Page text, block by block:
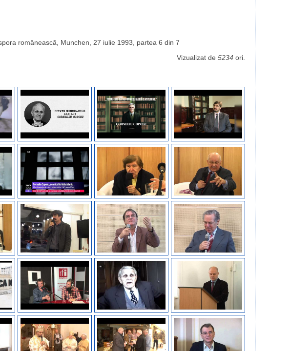
românească, Munchen, 27 iulie 1993, partea 6 din 7
Vizualizat de 5234 ori.